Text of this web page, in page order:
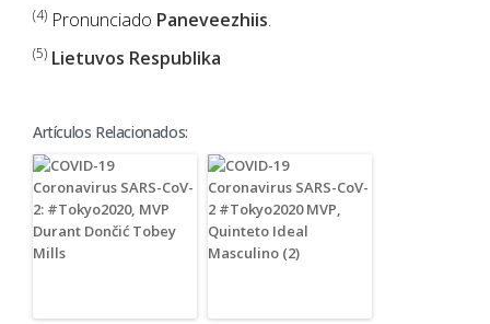
(4) Pronunciado Paneveezhiis.
(5) Lietuvos Respublika
Artículos Relacionados: